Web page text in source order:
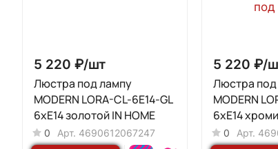
5 220 ₽/шт
Люстра под лампу
MODERN LORA-CL-6E14-GL
6хЕ14 золотой IN HOME
0 Арт. 4690612067247
5 220 ₽/
Люстра
MODERN
6хЕ14
HOME
0 Арт.